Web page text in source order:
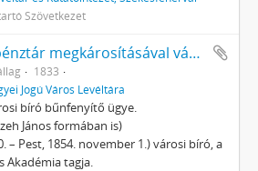
Szövetkezet
A bástyadöntő pénztár megkárosításával vádolt Czeh János ügyére vonatkozó iratok
1833
Jogú Város Levéltára
bíró bűnfenyítő ügye.
János formában is)
– Pest, 1854. november 1.) városi bíró, a
Akadémia tagja.